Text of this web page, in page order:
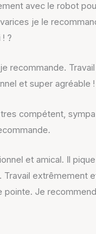
avec le robot
je le
?
recommande.
et super agréable !
compétent,
et amical. Il
Travail extrêmement
pointe. Je